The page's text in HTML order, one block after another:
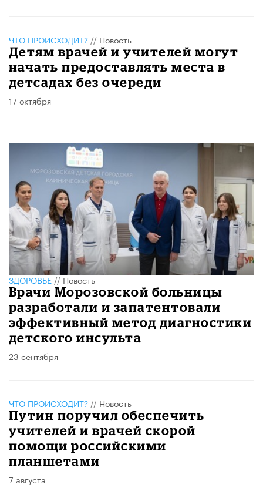
ЧТО ПРОИСХОДИТ? // Новость
Детям врачей и учителей могут
начать предоставлять места в
детсадах без очереди
17 октября
ЗДОРОВЬЕ//Новость
​Врачи Морозовской больницы
разработали и запатентовали
эффективный метод диагностики
детского инсульта
23 сентября
ЧТО ПРОИСХОДИТ? // Новость
Путин поручил обеспечить
учителей и врачей скорой
помощи российскими
планшетами
7 августа